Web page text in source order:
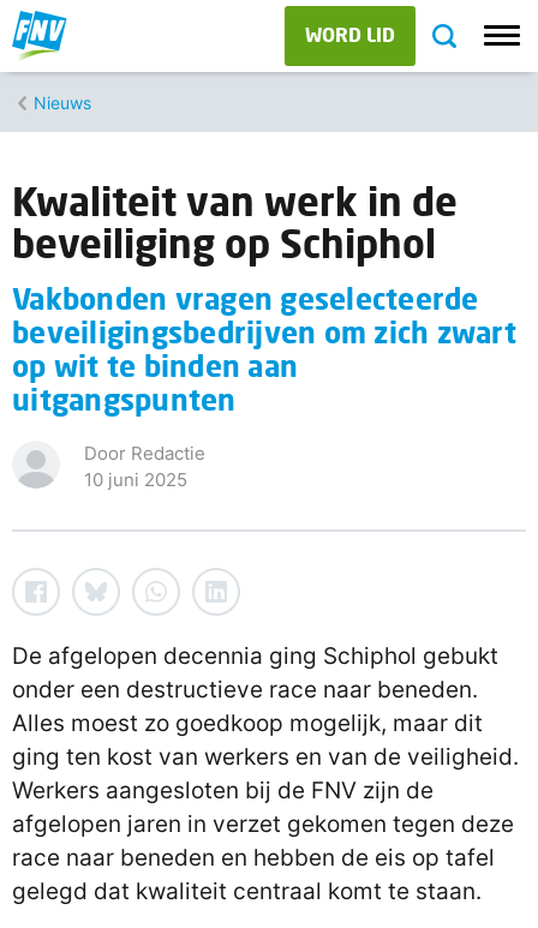
WORD LID
Nieuws
Kwaliteit van werk in de
beveiliging op Schiphol
Vakbonden vragen geselecteerde
beveiligingsbedrijven om zich zwart
op wit te binden aan
uitgangspunten
Door Redactie
10 juni 2025
De afgelopen decennia ging Schiphol gebukt
onder een destructieve race naar beneden.
Alles moest zo goedkoop mogelijk, maar dit
ging ten kost van werkers en van de veiligheid.
Werkers aangesloten bij de FNV zijn de
afgelopen jaren in verzet gekomen tegen deze
race naar beneden en hebben de eis op tafel
gelegd dat kwaliteit centraal komt te staan.